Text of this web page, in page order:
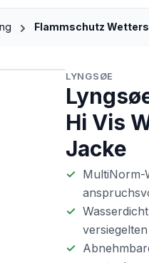
Flammschutz
LYNGSØE
Hi Vis
Jacke
MultiNorm-